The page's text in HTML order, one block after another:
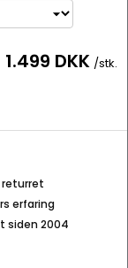
1.499 DKK /stk.
returret
erfaring
siden 2004